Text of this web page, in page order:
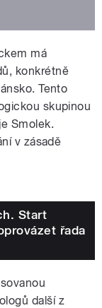
má
konkrétně
Tento
skupinou
Smolek.
v zásadě
Start
řada
další z